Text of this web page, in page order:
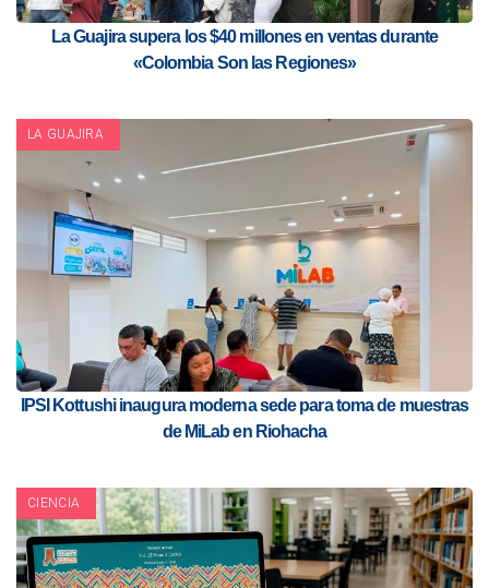
La Guajira supera los $40 millones en ventas durante
«Colombia Son las Regiones»
LA GUAJIRA
IPSI Kottushi inaugura moderna sede para toma de muestras
de MiLab en Riohacha
CIENCIA